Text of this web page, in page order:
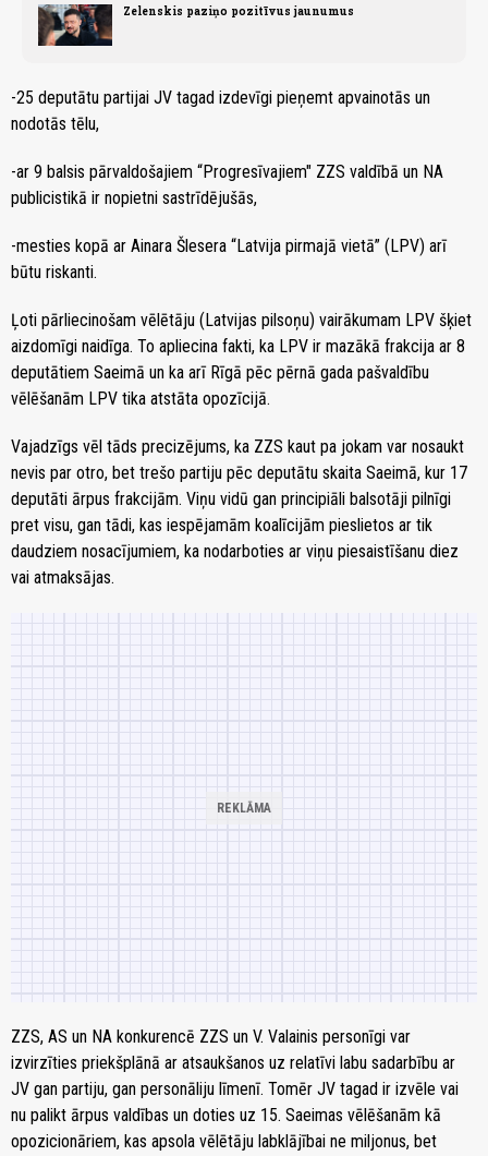
Zelenskis paziņo pozitīvus jaunumus
-25 deputātu partijai JV tagad izdevīgi pieņemt apvainotās un
nodotās tēlu,
-ar 9 balsis pārvaldošajiem “Progresīvajiem" ZZS valdībā un NA
publicistikā ir nopietni sastrīdējušās,
-mesties kopā ar Ainara Šlesera “Latvija pirmajā vietā” (LPV) arī
būtu riskanti.
Ļoti pārliecinošam vēlētāju (Latvijas pilsoņu) vairākumam LPV šķiet
aizdomīgi naidīga. To apliecina fakti, ka LPV ir mazākā frakcija ar 8
deputātiem Saeimā un ka arī Rīgā pēc pērnā gada pašvaldību
vēlēšanām LPV tika atstāta opozīcijā.
Vajadzīgs vēl tāds precizējums, ka ZZS kaut pa jokam var nosaukt
nevis par otro, bet trešo partiju pēc deputātu skaita Saeimā, kur 17
deputāti ārpus frakcijām. Viņu vidū gan principiāli balsotāji pilnīgi
pret visu, gan tādi, kas iespējamām koalīcijām pieslietos ar tik
daudziem nosacījumiem, ka nodarboties ar viņu piesaistīšanu diez
vai atmaksājas.
ZZS, AS un NA konkurencē ZZS un V. Valainis personīgi var
izvirzīties priekšplānā ar atsaukšanos uz relatīvi labu sadarbību ar
JV gan partiju, gan personāliju līmenī. Tomēr JV tagad ir izvēle vai
nu palikt ārpus valdības un doties uz 15. Saeimas vēlēšanām kā
opozicionāriem, kas apsola vēlētāju labklājībai ne miljonus, bet